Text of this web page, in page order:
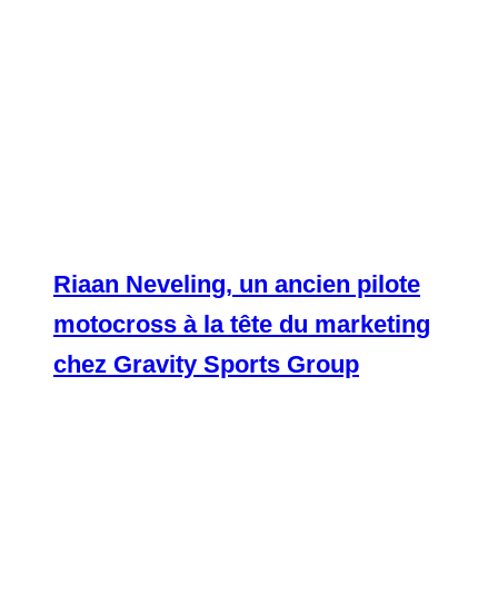
Riaan Neveling, un ancien pilote
motocross à la tête du marketing
chez Gravity Sports Group